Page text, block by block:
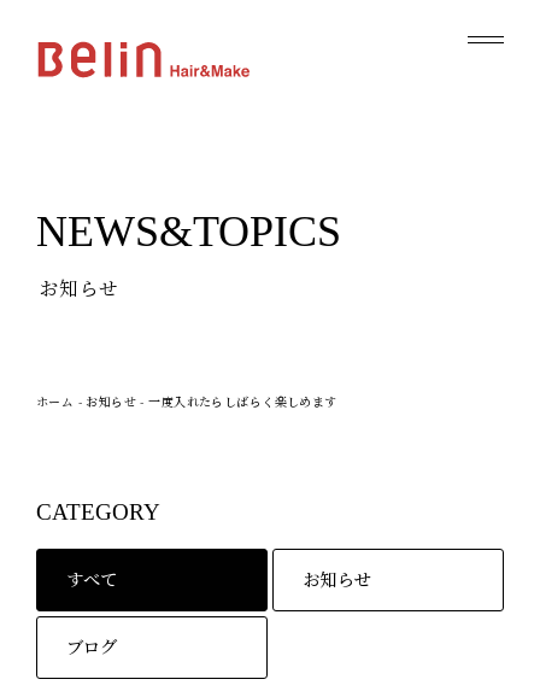
NEWS&TOPICS
お知らせ
ホーム - お知らせ -一度入れたらしばらく楽しめます
CATEGORY
すべて お知らせ
ブログ